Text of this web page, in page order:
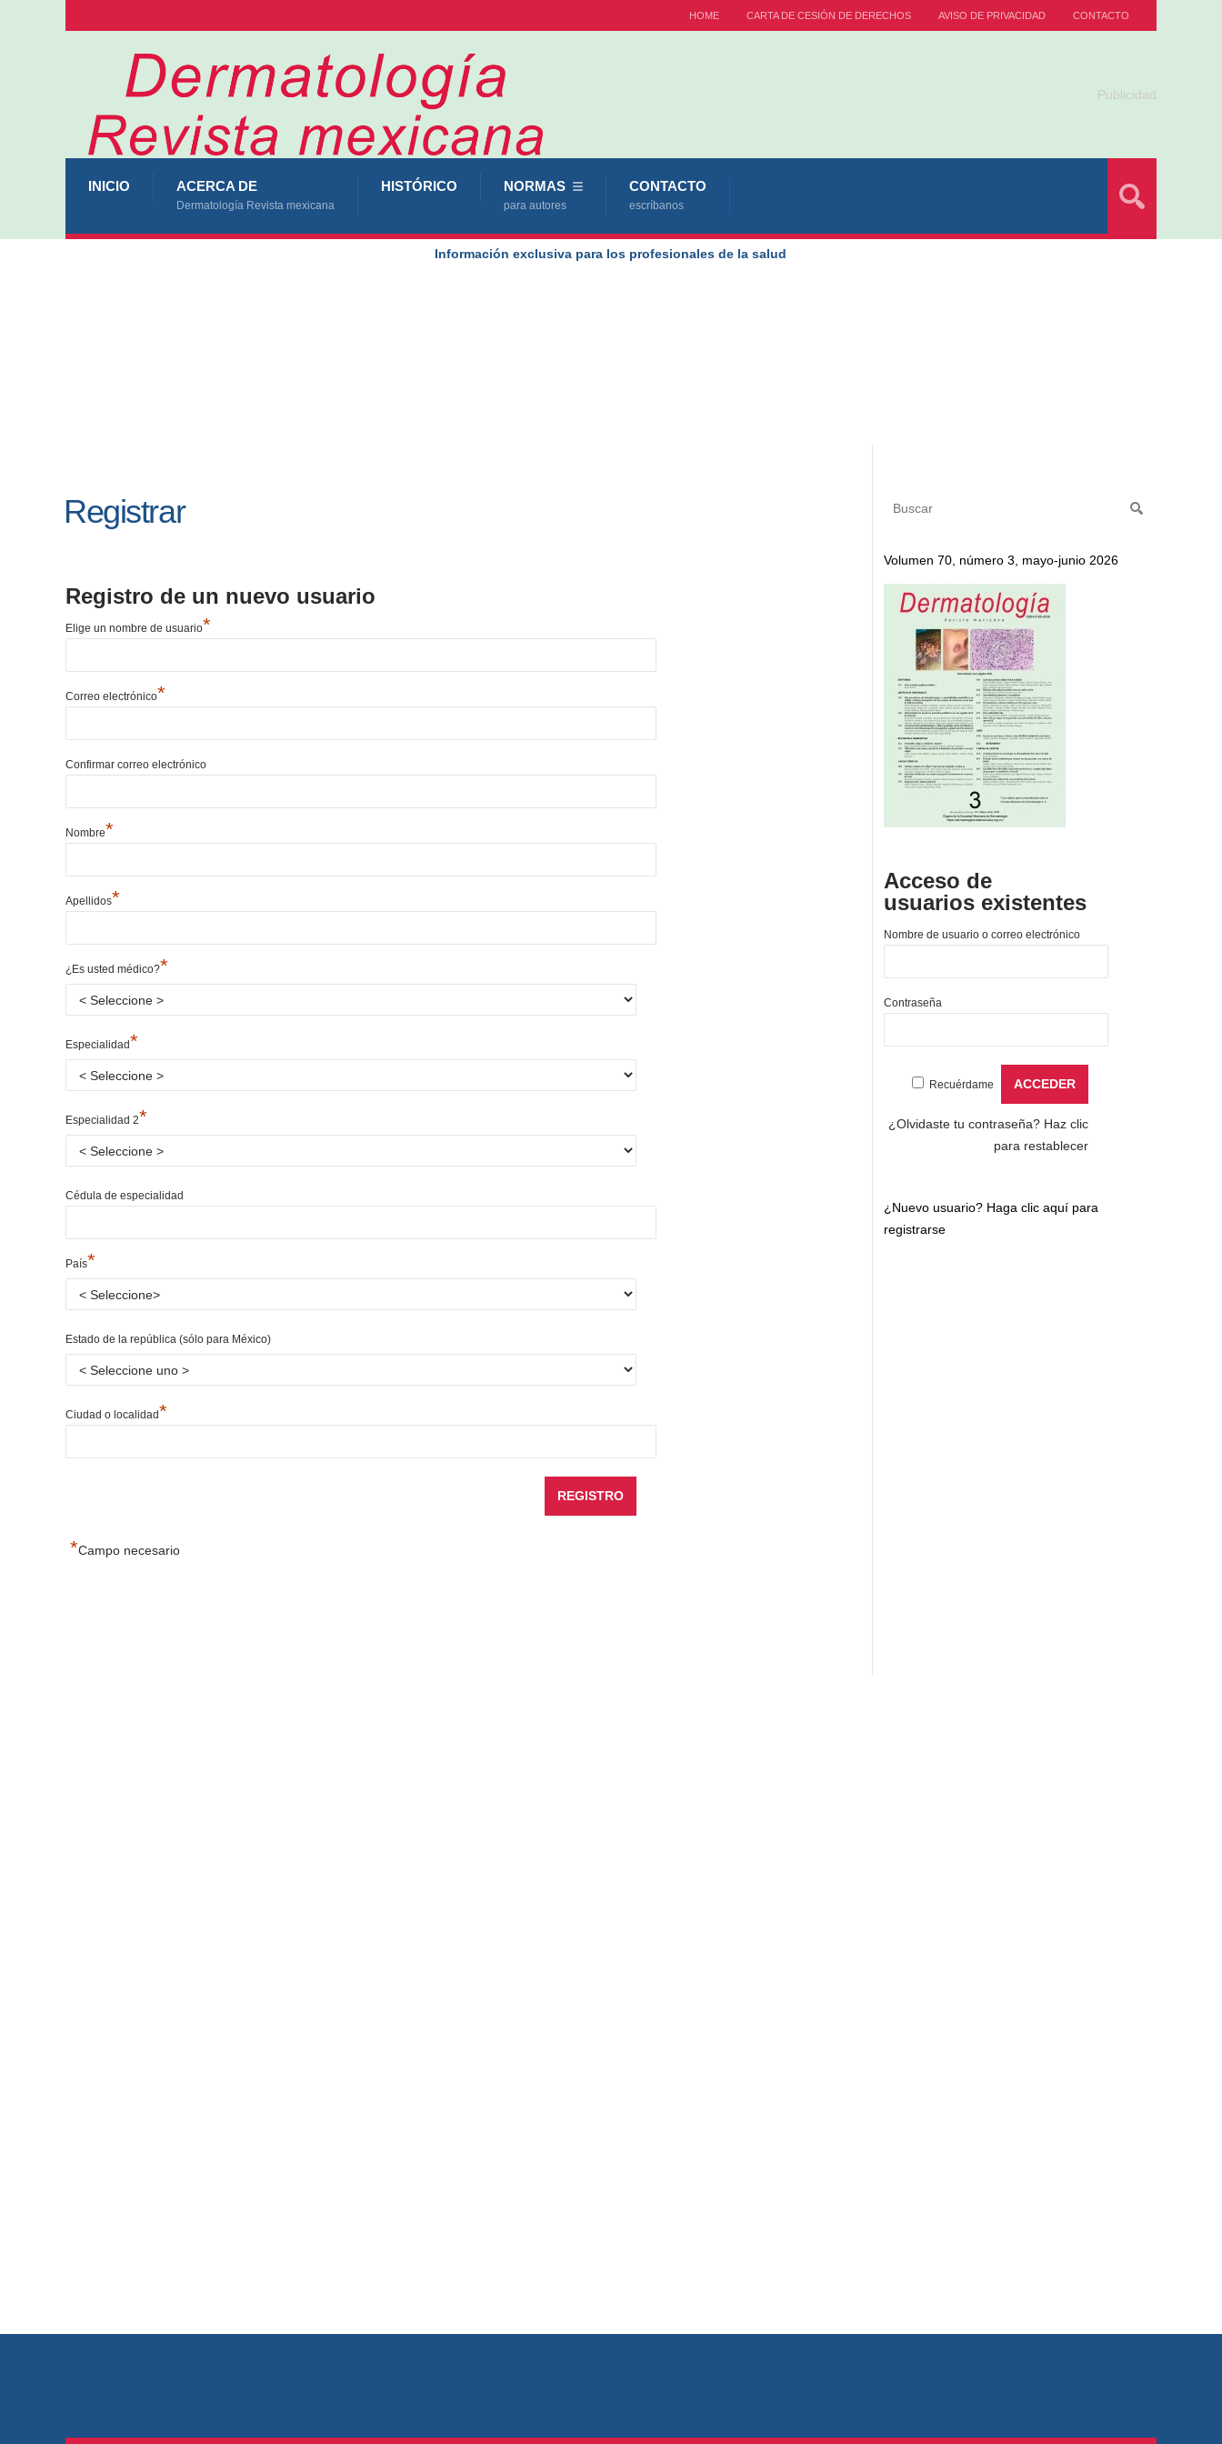
HOME CARTA DE CESIÓN DE DERECHOS AVISO DE PRIVACIDAD CONTACTO
Publicidad
INICIO ACERCA DE
Dermatología Revista mexicana
HISTÓRICO NORMAS
para autores
CONTACTO
escríbanos
Información exclusiva para los profesionales de la salud
Registrar
Registro de un nuevo usuario
Elige un nombre de usuario*
Correo electrónico*
Confirmar correo electrónico
Nombre*
Apellidos*
¿Es usted médico?*
Especialidad*
Especialidad 2*
Cédula de especialidad
País*
Estado de la república (sólo para México)
Ciudad o localidad*
*Campo necesario
Volumen 70, número 3, mayo-junio 2026
Acceso de
usuarios existentes
Nombre de usuario o correo electrónico
Contraseña
Recuérdame
¿Olvidaste tu contraseña? Haz clic
para restablecer
¿Nuevo usuario? Haga clic aquí para
registrarse